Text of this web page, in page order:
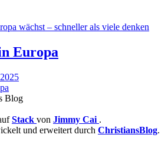
Europa
Blog
Stack von Jimmy Cai .
und erweitert durch ChristiansBlog.